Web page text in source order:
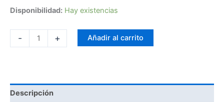
Disponibilidad: Hay existencias
- + Añadir al carrito
Descripción